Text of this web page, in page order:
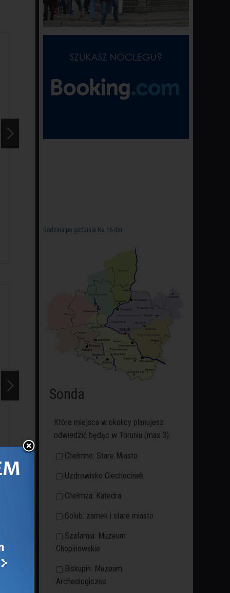
Toruń dla rodzin i dzieci
najmłodszym gościom.
Toruń. Co zwiedzać
wystawach
Lotte Jacobi i Janina
Gardzielewska
fotografowały Toruń niemal
w tym samym momencie
roku 1962. Czy się spotkały?
Kopernika
Od 21 sierpnia trwają prace
archeoloigiczne w Domu
zabytków średniowiecznych
dziecięcych), fragment
tkaniny, szkła z
Godzina po godzinie Na 16 dni
Sonda
Które miejsca w okolicy planujesz
odwiedzić będąc w Toruniu (max 3):
Chełmno: Stare Miasto
Uzdrowisko Ciechocinek
Chełmża: Katedra
Golub: zamek i stare miasto
Szafarnia: Muzeum
Chopinowskie
Biskupin: Muzeum
Archeologiczne